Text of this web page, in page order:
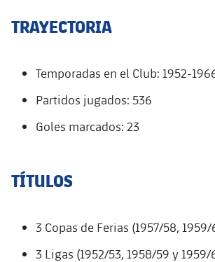
Palmarés
Jugadors
Historia
Clasificaciones
Juvenil
Alevín
PLUSICON
MÁS
Actualidad
Calendario
Clasificaciones
Barça Atlètic
plusicon
más
Actualidad
Jugadores
Base
Actualidad
Campus Verano
PLUSICON
MÁS
Información general
plusicon
más
TRAYECTORIA
Temporadas en el Club: 1952-
Partidos jugados: 536
Goles marcados: 23
TÍTULOS
3 Copas de Ferias (1957/58,
3 Ligas (1952/53, 1958/59 y 1959/